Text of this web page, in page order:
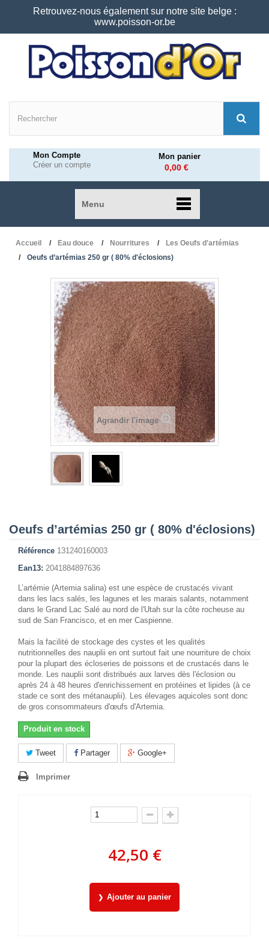
Retrouvez-nous également sur notre site belge :
www.poisson-or.be
Mon Compte
Créer un compte
Mon panier
0,00 €
Menu
Accueil Eau douce Nourritures
Les Oeufs d'artémias
Oeufs d’artémias 250 gr ( 80% d'éclosions)
Agrandir l'image
Oeufs d’artémias 250 gr ( 80% d'éclosions)
Référence 131240160003
Ean13: 2041884897636
L’artémie (Artemia salina) est une espèce de crustacés vivant
dans les lacs salés, les lagunes et les marais salants, notamment
dans le Grand Lac Salé au nord de l'Utah sur la côte rocheuse au
sud de San Francisco, et en mer Caspienne.
Mais la facilité de stockage des cystes et les qualités
nutritionnelles des nauplii en ont surtout fait une nourriture de choix
pour la plupart des écloseries de poissons et de crustacés dans le
monde. Les nauplii sont distribués aux larves dès l'éclosion ou
après 24 à 48 heures d'enrichissement en protéines et lipides (à ce
stade ce sont des métanauplii). Les élevages aquicoles sont donc
de gros consommateurs d'œufs d'Artemia.
Produit en stock
Tweet Partager Google+
Imprimer
42,50 €
Ajouter au panier